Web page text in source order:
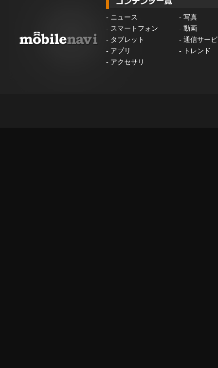
- ニュース - 写真
- スマートフォン - 動画
- タブレット - 通信サー
- アプリ -
トレンド
- アクセサリ